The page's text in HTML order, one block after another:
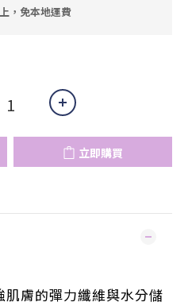
，免本地運費
立即購買
膚的彈力纖維與水分儲